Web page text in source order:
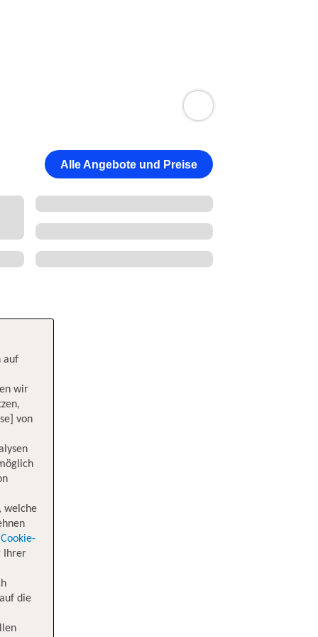
Alle Angebote und Preise
auf
wir
von
welche
Cookie-
Ihrer
die